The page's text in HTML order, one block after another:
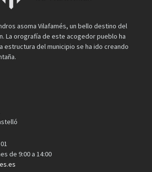
asoma Vilafamés, un bello destino del
La orografía de este acogedor pueblo ha
estructura del municipio se ha ido creando
de 9:00 a 14:00